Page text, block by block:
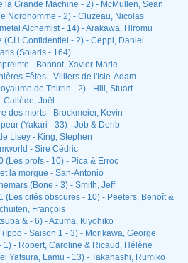
la Grande Machine - 2) - McMullen, Sean
Nordhomme - 2) - Cluzeau, Nicolas
Alchemist - 14) - Arakawa, Hiromu
(CH Confidentiel - 2) - Ceppi, Daniel
(Solaris - 164)
- Bonnot, Xavier-Marie
Fêtes - Villiers de l'Isle-Adam
de Thirrin - 2) - Hill, Stuart
Callède, Joël
des morts - Brockmeier, Kevin
(Yakari - 33) - Job & Derib
Lisey - King, Stephen
- Sire Cédric
(Les profs - 10) - Pica & Erroc
la morgue - San-Antonio
(Bone - 3) - Smith, Jeff
(Les cités obscures - 10) - Peeters, Benoît &
François
& - 6) - Azuma, Kiyohiko
- Saison 1 - 3) - Morikawa, George
1) - Robert, Caroline & Ricaud, Hélène
Yatsura, Lamu - 13) - Takahashi, Rumiko